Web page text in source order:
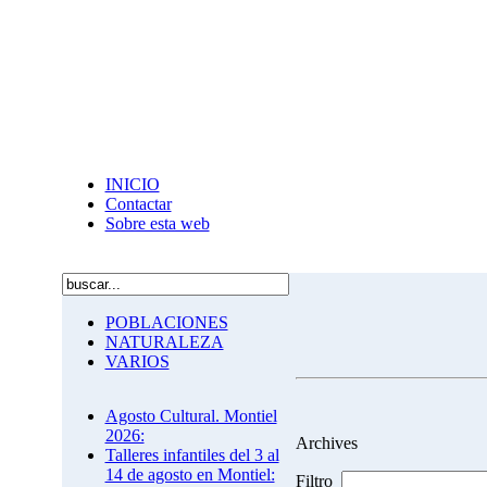
INICIO
Contactar
Sobre esta web
POBLACIONES
NATURALEZA
VARIOS
Agosto Cultural. Montiel
2026:
Talleres infantiles del 3 al
14 de agosto en Montiel:
Archives
Filtro